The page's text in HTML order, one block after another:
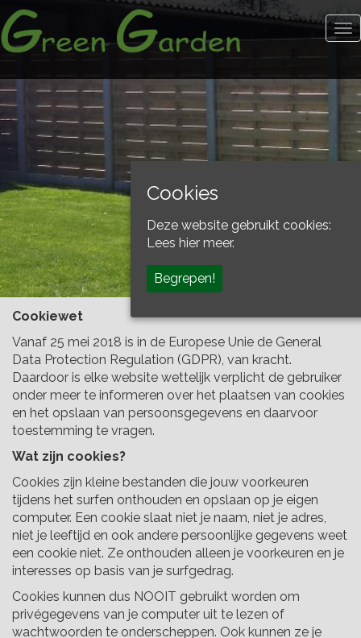
Cookiewet
Vanaf 25 mei 2018 is in de Europese Unie de General
Data Protection Regulation (GDPR), van kracht.
Daardoor is elke website wettelijk verplicht de gebruiker
onder meer te informeren over het plaatsen van cookies
en het opslaan van persoonsgegevens en daarvoor
toestemming te vragen.
Wat zijn cookies?
Cookies zijn kleine bestanden die jouw voorkeuren
tijdens het surfen onthouden en opslaan op je eigen
computer. Een cookie slaat niet je naam, niet je adres,
niet je leeftijd en ook andere persoonlijke gegevens weet
een cookie niet. Ze onthouden alleen je voorkeuren en je
interesses op basis van je surfgedrag.
Cookies kunnen dus NOOIT gebruikt worden om
privégegevens van je computer uit te lezen of
wachtwoorden te onderscheppen. Ook kunnen ze je
Cookies
Deze website gebruikt cookies:
Lees hier meer.
Begrepen!